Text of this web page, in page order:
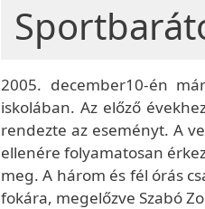
2005. december10-én
iskolában. Az előző
rendezte az eseményt. A
ellenére folyamatosan
meg. A három és fél órás
fokára, megelőzve Szabó